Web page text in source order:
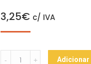
3,25€ c/ IVA
Escova
Adicionar